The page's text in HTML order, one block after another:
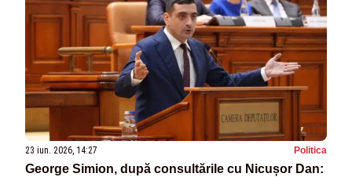
23 iun. 2026, 14:27 Politica
George Simion, după consultările cu Nicușor Dan: